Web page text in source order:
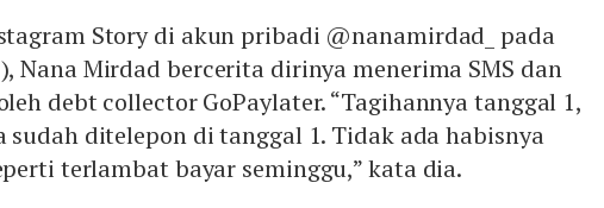
Story di akun pribadi @nanamirdad_ pada
Nana Mirdad bercerita dirinya menerima SMS dan
debt collector GoPaylater. “Tagihannya tanggal 1,
sudah ditelepon di tanggal 1. Tidak ada habisnya
terlambat bayar seminggu,” kata dia.